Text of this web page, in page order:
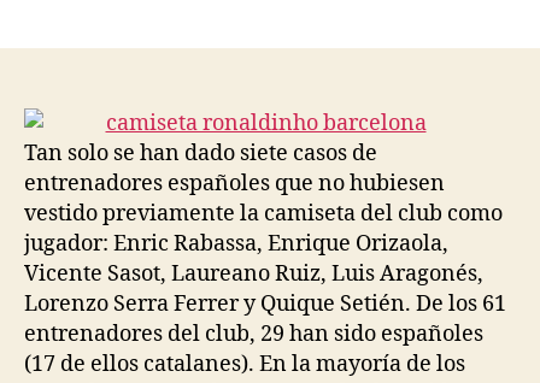
Tan solo se han dado siete casos de
entrenadores españoles que no hubiesen
vestido previamente la camiseta del club como
jugador: Enric Rabassa, Enrique Orizaola,
Vicente Sasot, Laureano Ruiz, Luis Aragonés,
Lorenzo Serra Ferrer y Quique Setién. De los 61
entrenadores del club, 29 han sido españoles
(17 de ellos catalanes). En la mayoría de los